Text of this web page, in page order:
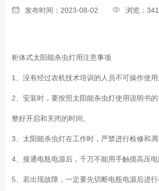
发布时间：2023-08-02 浏览：
柜体式太阳能杀虫灯用注意事项
1、没有经过农机技术培训的人员不可操作使
2、安装时，要按照太阳能杀虫灯使用说明书
整好开启和关闭的时间。
3、太阳能杀虫灯在工作时，严禁进行检修和
4、接通电瓶电源后，千万不能用手触摸高压
5、若出现故障，一定要先切断电瓶电源后进